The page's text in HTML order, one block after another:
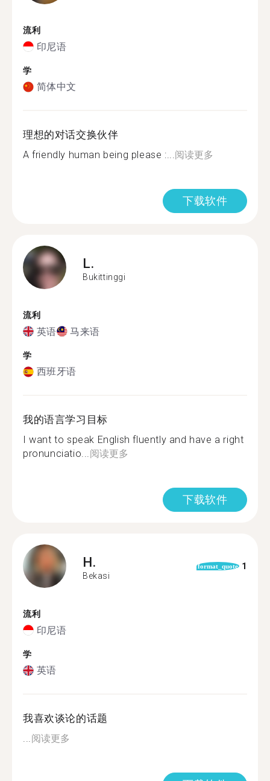
流利
印尼语
学
简体中文
理想的对话交换伙伴
A friendly human being please :...阅读更多
下载软件
L.
Bukittinggi
流利
英语 马来语
学
西班牙语
我的语言学习目标
I want to speak English fluently and have a right
pronunciatio...阅读更多
下载软件
H.
Bekasi
format_quote 1
流利
印尼语
学
英语
我喜欢谈论的话题
...阅读更多